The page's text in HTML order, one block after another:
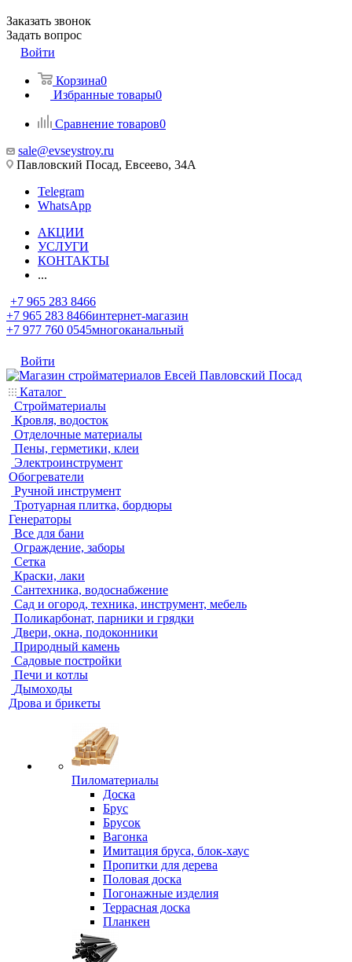
Заказать звонок
Задать вопрос
Войти
Корзина0
Избранные товары0
Сравнение товаров0
sale@evseystroy.ru
Павловский Посад, Евсеево, 34А
Telegram
WhatsApp
АКЦИИ
УСЛУГИ
КОНТАКТЫ
...
+7 965 283 8466
+7 965 283 8466интернет-магазин
+7 977 760 0545многоканальный
Войти
Каталог
Стройматериалы
Кровля, водосток
Отделочные материалы
Пены, герметики, клеи
Электроинструмент
Обогреватели
Ручной инструмент
Тротуарная плитка, бордюры
Генераторы
Все для бани
Ограждение, заборы
Сетка
Краски, лаки
Сантехника, водоснабжение
Сад и огород, техника, инструмент, мебель
Поликарбонат, парники и грядки
Двери, окна, подоконники
Природный камень
Садовые постройки
Печи и котлы
Дымоходы
Дрова и брикеты
Пиломатериалы
Доска
Брус
Брусок
Вагонка
Имитация бруса, блок-хаус
Пропитки для дерева
Половая доска
Погонажные изделия
Террасная доска
Планкен